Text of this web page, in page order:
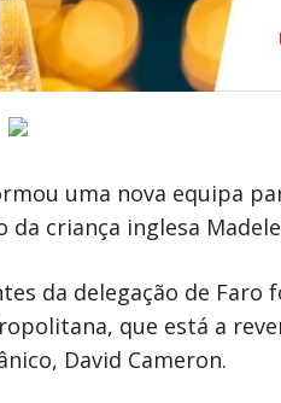
uma nova equipa
criança inglesa
da delegação de
que está a
David Cameron.